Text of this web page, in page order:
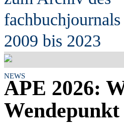
fachbuchjournals
2009 bis 2023
NEWS
APE 2026:
Wendepunkt